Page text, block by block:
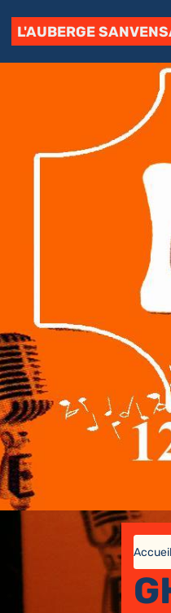
L'AUBERGE
Accueil